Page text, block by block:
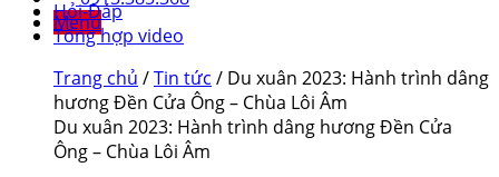
Menu
Hỏi-Đáp
Tổng hợp video
Trang chủ /Tin tức / Du xuân 2023: Hành trình dâng
hương Đền Cửa Ông – Chùa Lôi Âm
Du xuân 2023: Hành trình dâng hương Đền Cửa
Ông – Chùa Lôi Âm